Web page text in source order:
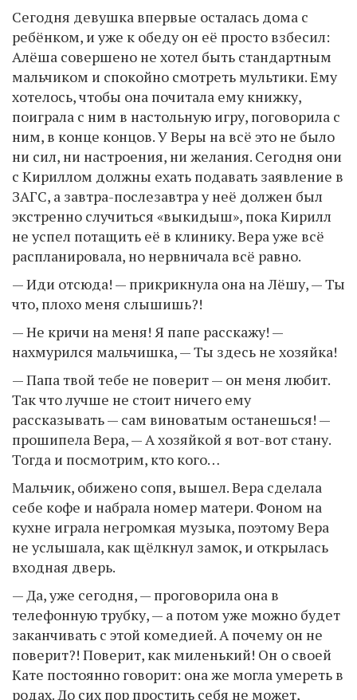
Сегодня девушка впервые осталась дома с
ребёнком, и уже к обеду он её просто взбесил:
Алёша совершено не хотел быть стандартным
мальчиком и спокойно смотреть мультики. Ему
хотелось, чтобы она почитала ему книжку,
поиграла с ним в настольную игру, поговорила с
ним, в конце концов. У Веры на всё это не было
ни сил, ни настроения, ни желания. Сегодня они
с Кириллом должны ехать подавать заявление в
ЗАГС, а завтра-послезавтра у неё должен был
экстренно случиться «выкидыш», пока Кирилл
не успел потащить её в клинику. Вера уже всё
распланировала, но нервничала всё равно.
— Иди отсюда! — прикрикнула она на Лёшу, — Ты
что, плохо меня слышишь?!
— Не кричи на меня! Я папе расскажу! —
нахмурился мальчишка, — Ты здесь не хозяйка!
— Папа твой тебе не поверит — он меня любит.
Так что лучше не стоит ничего ему
рассказывать — сам виноватым останешься! —
прошипела Вера, — А хозяйкой я вот-вот стану.
Тогда и посмотрим, кто кого…
Мальчик, обижено сопя, вышел. Вера сделала
себе кофе и набрала номер матери. Фоном на
кухне играла негромкая музыка, поэтому Вера
не услышала, как щёлкнул замок, и открылась
входная дверь.
— Да, уже сегодня, — проговорила она в
телефонную трубку, — а потом уже можно будет
заканчивать с этой комедией. А почему он не
поверит?! Поверит, как миленький! Он о своей
Кате постоянно говорит: она же могла умереть в
родах. До сих пор простить себя не может,